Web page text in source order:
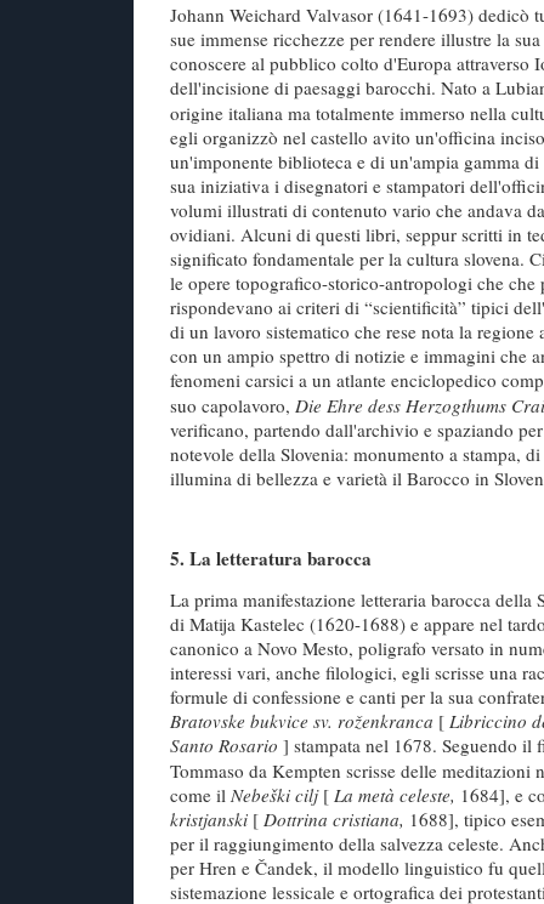
Johann Weichard Valvasor (1641-1693) dedicò
sue immense ricchezze per rendere illustre la
conoscere al pubblico colto d'Europa attraverso
dell'incisione di paesaggi barocchi. Nato a
origine italiana ma totalmente immerso nella
egli organizzò nel castello avito un'officina
un'imponente biblioteca e di un'ampia gamma
sua iniziativa i disegnatori e stampatori
volumi illustrati di contenuto vario che andava
ovidiani. Alcuni di questi libri, seppur scritti in
significato fondamentale per la cultura slovena.
le opere topografico-storico-antropologi che che
rispondevano ai criteri di “scientificità” tipici
di un lavoro sistematico che rese nota la
con un ampio spettro di notizie e immagini che
fenomeni carsici a un atlante enciclopedico
suo capolavoro, Die Ehre dess Herzogthums
verificano, partendo dall'archivio e spaziando
notevole della Slovenia: monumento a stampa,
illumina di bellezza e varietà il Barocco in
5. La letteratura barocca
La prima manifestazione letteraria barocca della
di Matija Kastelec (1620-1688) e appare nel
canonico a Novo Mesto, poligrafo versato in
interessi vari, anche filologici, egli scrisse una
formule di confessione e canti per la sua
Bratovske bukvice sv. roženkranca [ Libriccino
Santo Rosario ] stampata nel 1678. Seguendo il
Tommaso da Kempten scrisse delle meditazioni
come il Nebeški cilj [ La metà celeste, 1684], e
kristjanski [ Dottrina cristiana, 1688], tipico
per il raggiungimento della salvezza celeste.
per Hren e Čandek, il modello linguistico fu
sistemazione lessicale e ortografica dei